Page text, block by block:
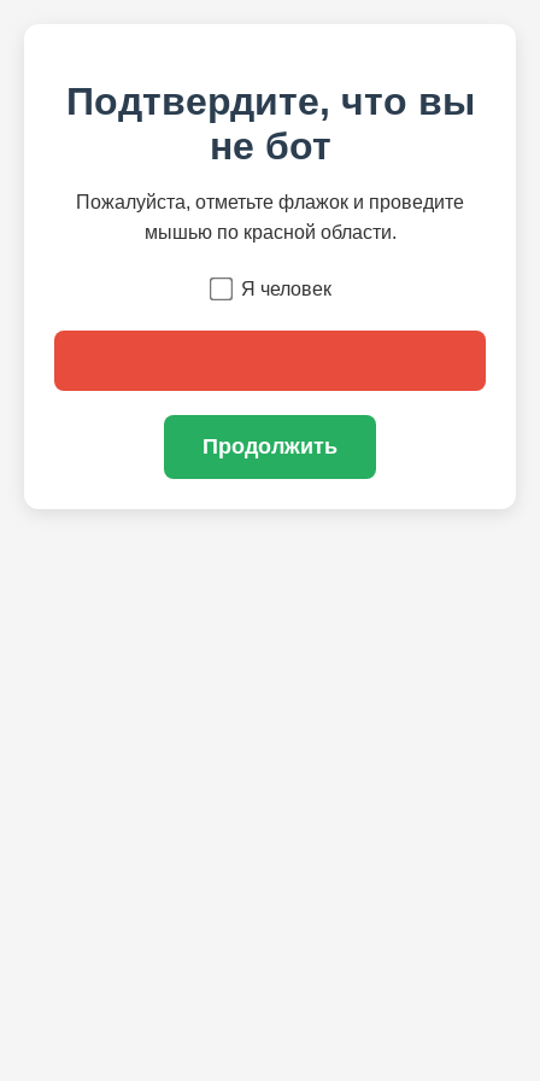
Подтвердите, что вы
не бот
Пожалуйста, отметьте флажок и проведите
мышью по красной области.
Я человек
Продолжить